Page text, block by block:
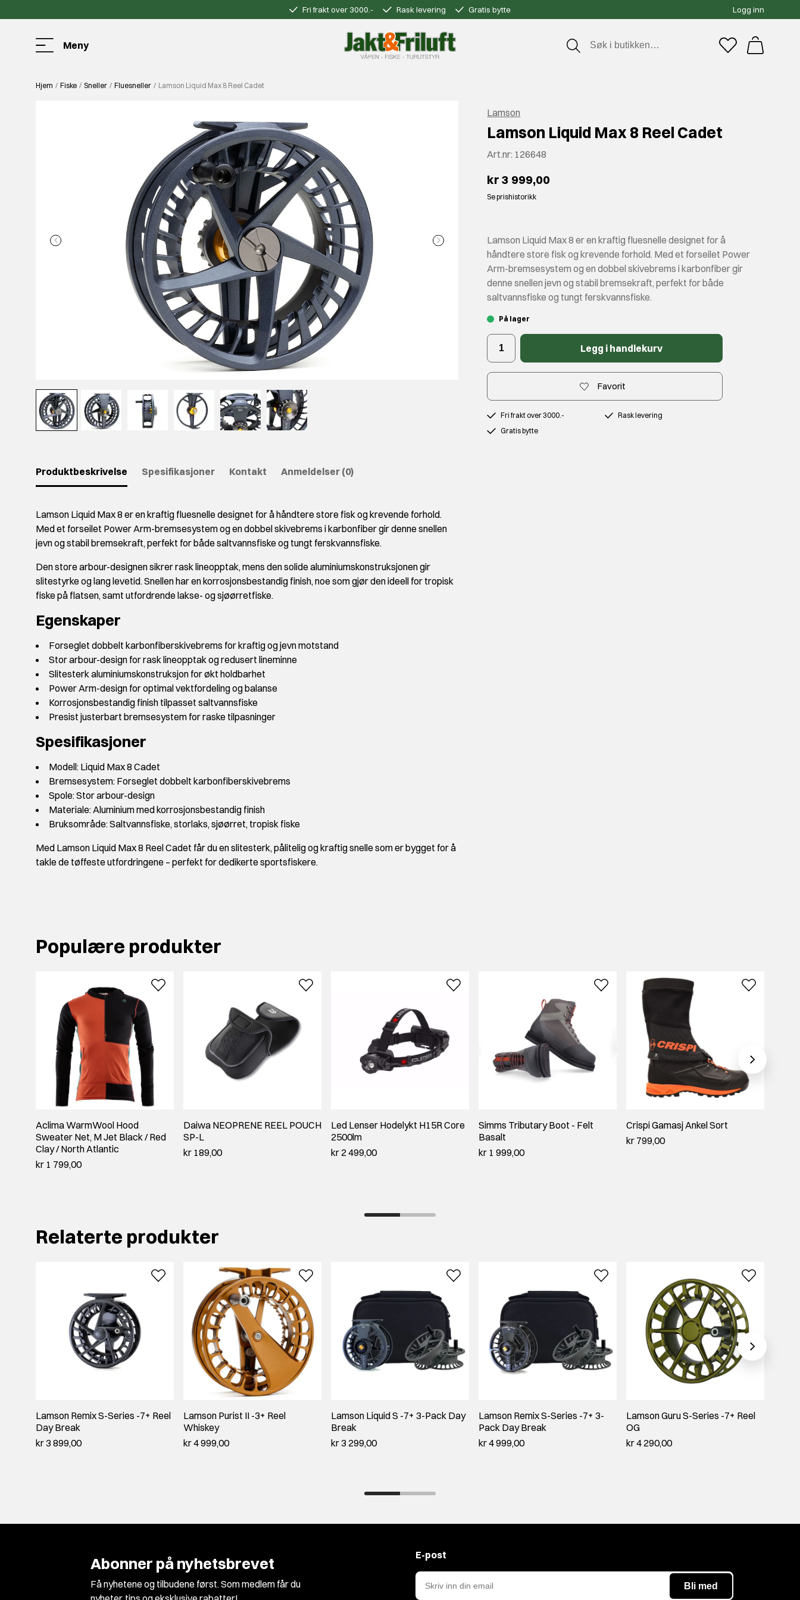
Fri frakt over 3000.- Rask levering Gratis bytte Logg inn
Meny
Hjem Fiske Sneller Fluesneller Lamson Liquid Max 8 Reel Cadet
Produktbeskrivelse Spesifikasjoner Kontakt Anmeldelser (0)
Lamson Liquid Max 8 er en kraftig fluesnelle designet for å håndtere store fisk og krevende forhold.
Med et forseilet Power Arm-bremsesystem og en dobbel skivebrems i karbonfiber gir denne snellen
jevn og stabil bremsekraft, perfekt for både saltvannsfiske og tungt ferskvannsfiske.
Den store arbour-designen sikrer rask lineopptak, mens den solide aluminiumskonstruksjonen gir
slitestyrke og lang levetid. Snellen har en korrosjonsbestandig finish, noe som gjør den ideell for tropisk
fiske på flatsen, samt utfordrende lakse- og sjøørretfiske.
Egenskaper
Forseglet dobbelt karbonfiberskivebrems for kraftig og jevn motstand
Stor arbour-design for rask lineopptak og redusert lineminne
Slitesterk aluminiumskonstruksjon for økt holdbarhet
Power Arm-design for optimal vektfordeling og balanse
Korrosjonsbestandig finish tilpasset saltvannsfiske
Presist justerbart bremsesystem for raske tilpasninger
Spesifikasjoner
Modell: Liquid Max 8 Cadet
Bremsesystem: Forseglet dobbelt karbonfiberskivebrems
Spole: Stor arbour-design
Materiale: Aluminium med korrosjonsbestandig finish
Bruksområde: Saltvannsfiske, storlaks, sjøørret, tropisk fiske
Med Lamson Liquid Max 8 Reel Cadet får du en slitesterk, pålitelig og kraftig snelle som er bygget for å
takle de tøffeste utfordringene – perfekt for dedikerte sportsfiskere.
Lamson
Lamson Liquid Max 8 Reel Cadet
Art.nr: 126648
kr 3 999,00
Se prishistorikk
Lamson Liquid Max 8 er en kraftig fluesnelle designet for å
håndtere store fisk og krevende forhold. Med et forseilet Power
Arm-bremsesystem og en dobbel skivebrems i karbonfiber gir
denne snellen jevn og stabil bremsekraft, perfekt for både
saltvannsfiske og tungt ferskvannsfiske.
På lager
Legg i handlekurv
Favorit
Fri frakt over 3000.-
Rask levering
Gratis bytte
Populære produkter
Aclima WarmWool Hood
Sweater Net, M Jet Black / Red
Clay / North Atlantic
kr 1 799,00
Daiwa NEOPRENE REEL POUCH
SP-L
kr 189,00
Led Lenser Hodelykt H15R Core
2500lm
kr 2 499,00
Simms Tributary Boot - Felt
Basalt
kr 1 999,00
Crispi Gamasj Ankel Sort
kr 799,00
Relaterte produkter
Lamson Remix S-Series -7+ Reel
Day Break
kr 3 899,00
Lamson Purist II -3+ Reel
Whiskey
kr 4 999,00
Lamson Liquid S -7+ 3-Pack Day
Break
kr 3 299,00
Lamson Remix S-Series -7+ 3-
Pack Day Break
kr 4 999,00
Lamson Guru S-Series -7+ Reel
OG
kr 4 290,00
Abonner på nyhetsbrevet
Få nyhetene og tilbudene først. Som medlem får du
E-post